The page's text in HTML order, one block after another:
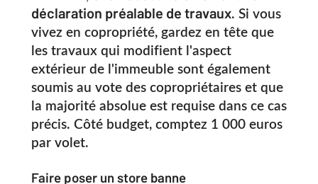
déclaration préalable de travaux. Si vous
vivez en copropriété, gardez en tête que
les travaux qui modifient l'aspect
extérieur de l'immeuble sont également
soumis au vote des copropriétaires et que
la majorité absolue est requise dans ce cas
précis. Côté budget, comptez 1 000 euros
par volet.
Faire poser un store banne